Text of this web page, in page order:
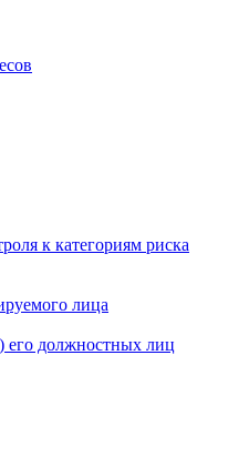
к категориям риска
лица
его должностных лиц